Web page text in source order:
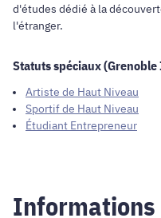
d'études dédié à la
l'étranger.
Statuts spéciaux (Grenoble
Artiste de Haut Niveau
Sportif de Haut Niveau
Étudiant Entrepreneur
Informations